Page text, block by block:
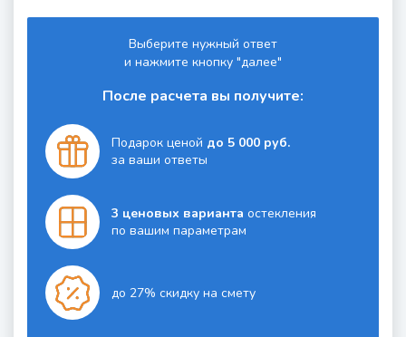
Выберите нужный ответ
и нажмите кнопку "далее"
После расчета вы получите:
Подарок ценой до 5 000 руб.
за ваши ответы
3 ценовых вариантаостекления
по вашим параметрам
до 27% скидку на смету